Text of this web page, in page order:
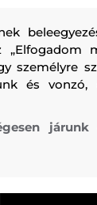
teljes
találunk. A
és a
a
„Elfogadom
személyre
és vonzó,